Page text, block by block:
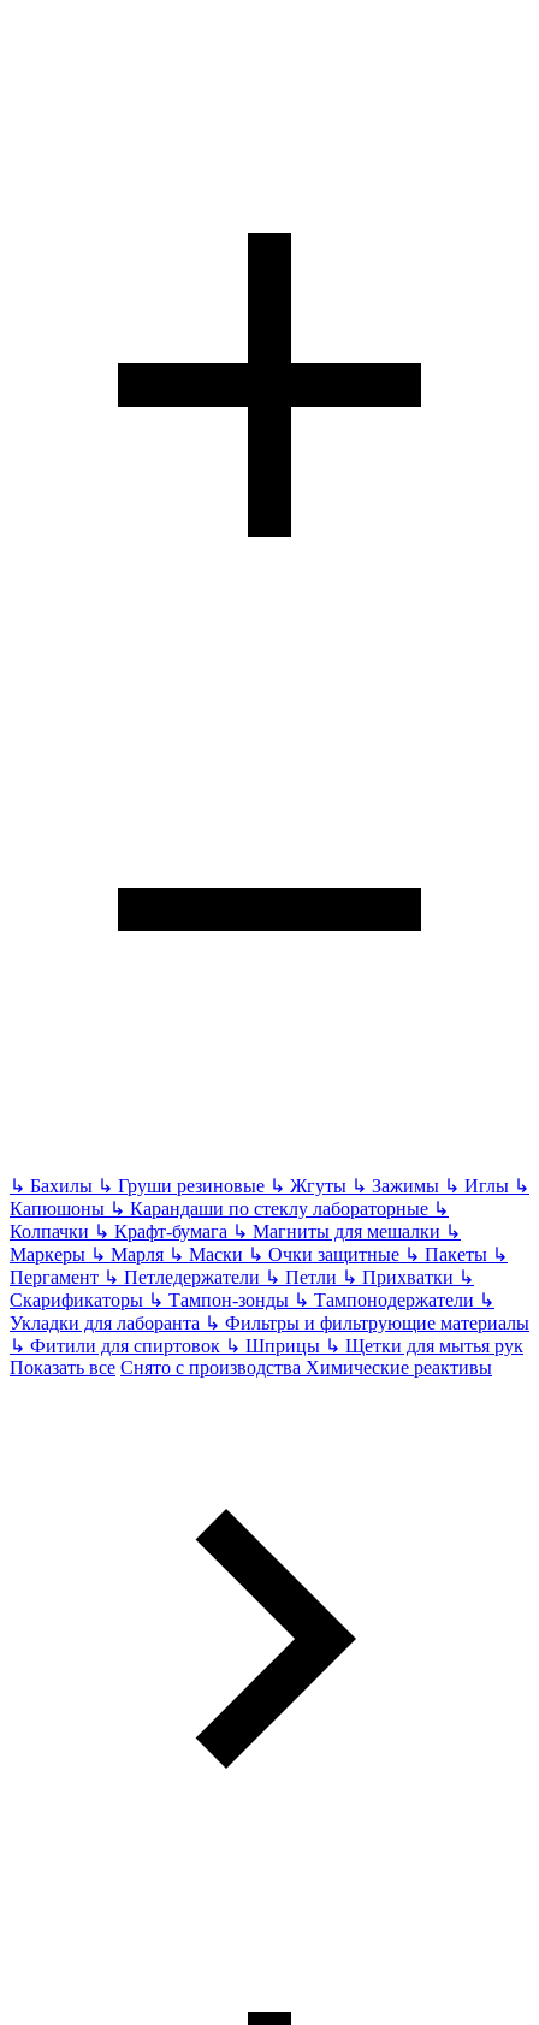
↳ Бахилы ↳ Груши резиновые ↳ Жгуты ↳ Зажимы ↳ Иглы ↳
Капюшоны ↳ Карандаши по стеклу лабораторные ↳
Колпачки ↳ Крафт-бумага ↳ Магниты для мешалки ↳
Маркеры ↳ Марля ↳ Маски ↳ Очки защитные ↳ Пакеты ↳
Пергамент ↳ Петледержатели ↳ Петли ↳ Прихватки ↳
Скарификаторы ↳ Тампон-зонды ↳ Тампонодержатели ↳
Укладки для лаборанта ↳ Фильтры и фильтрующие материалы
↳ Фитили для спиртовок ↳ Шприцы ↳ Щетки для мытья рук
Показать все Снято с производства Химические реактивы